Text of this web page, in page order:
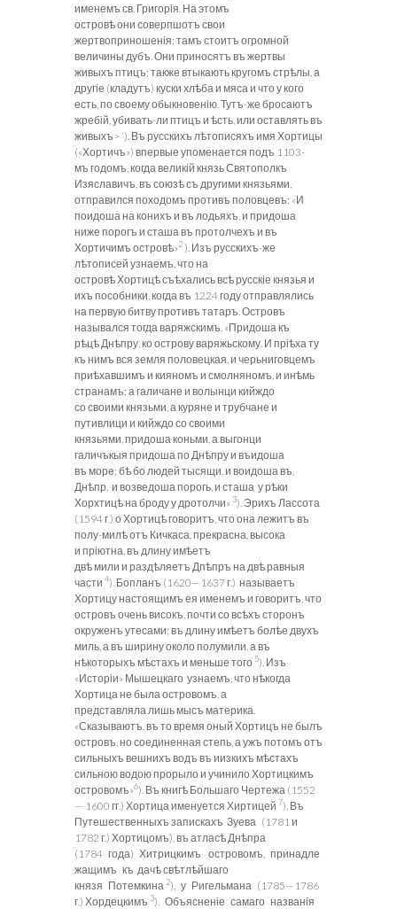
именемъ св. Григорія. На этомъ
островѣ они соверпшотъ свои
жертвоприношенія: тамъ стоитъ огромной
величины дубъ. Они приносятъ въ жертвы
живыхъ птицъ; также втыкають кругомъ стрѣлы, а
другіе (кладутъ) куски хлѣба и мяса и что у кого
есть, по своему обыкновенію. Тутъ-же бросаютъ
жребій, убивать-ли птицъ и ѣсть, или оставлять въ
живыхъ> ‘). Въ русскихъ лѣтописяхъ имя Хортицы
(«Хортичъ») впервые упоменается подъ 1103-
мъ годомъ, когда великій князь Святополкъ
Изяславичъ, въ союзѣ съ другими князьями,
отправился походомъ противъ половцевъ: «И
поидоша на конихъ и въ лодьяхъ, и придоша
ниже порогъ и сташа въ протолчехъ и въ
Хортичимъ островѣ»2 ). Изъ русскихъ-же
лѣтописей узнаемъ, что на
островѣ Хортицѣ съѣхались всѣ русскіе князья и
ихъ пособники, когда въ 1224 году отправлялись
на первую битву противъ татаръ. Островъ
назывался тогда варяжскимъ. «Придоша къ
рѣцѣ Днѣпру, ко острову варяжьскому. И пріѣха ту
къ нимъ вся земля половецкая, и черьниговцемъ
приѣхавшимъ и кияномъ и смолняномъ, и инѣмь
странамъ; а галичане и волынци кийждо
со своими князьми, а куряне и трубчане и
путивлици и кийждо со своими
князьями, придоша коньми, а выгонци
галичъкыя придоша по Днѣпру и въидоша
въ море; бѣ бо людей тысящи, и воидоша въ,
Днѣпр, и возведоша порогь, и сташа у рѣки
Хорхтицѣ на броду у дротолчи» 3). Эрихъ Лассота
(1594 г.) о Хортицѣ говоритъ, что она лежитъ въ
полу-милѣ отъ Кичкаса, прекрасна, высока
и пріютна, въ длину имѣетъ
двѣ мили и раздѣляетъ Дпѣпръ на двѣ равныя
части 4). Бопланъ (1620—1637 г.) называетъ
Хортицу настоящимъ ея именемъ и говоритъ, что
островъ очень високъ, почти со всѣхъ сторонъ
окруженъ утесами; въ длину имѣетъ болѣе двухъ
миль, а въ ширину около полумили, а въ
нѣкоторыхъ мѣстахъ и меньше того 5). Изъ
«Исторіи» Мышецкаго узнаемъ, что нѣкогда
Хортица не была островомъ, а
представляла лишь мысъ материка.
«Сказываютъ, въ то время оный Хортицъ не былъ
островъ, но соединенная степь, а ужъ потомъ отъ
сильныхъ вешнихъ водъ въ иизкихъ мѣстахъ
сильною водою прорыло и учинило Хортицкимъ
островомъ»6). Въ книгѣ Большаго Чертежа (1552
— 1600 гг.) Хортица именуется Хиртицей 7). Въ
Путешественныхъ запискахъ Зуева (1781 и
1782 г.) Хортицомъ), въ атласѣ Днѣпра
(1784 года) Хитрицкимъ островомъ, принадле
жащимъ къ дачѣ свѣтлѣйшаго
князя Потемкина 2), у Ригельмана (1785—1786
г.) Хордецкимъ 3). Объясненіе самаго названія